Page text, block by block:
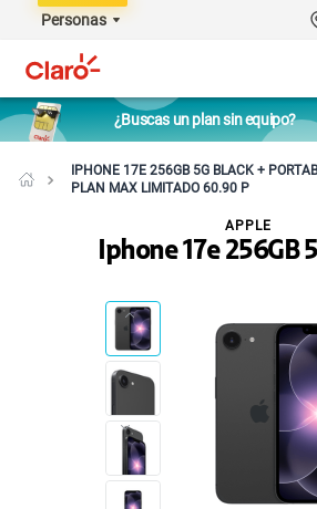
Personas
¿Buscas un plan sin equipo?
IPHONE 17E 256GB 5G BLACK +
PLAN MAX LIMITADO 60.90 P
Iphone 17e 256GB
APPLE